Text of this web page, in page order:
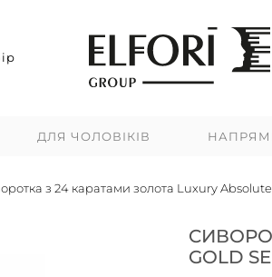
ДЛЯ ЧОЛОВІКІВ
з 24 каратами золота Luxury
GOLD